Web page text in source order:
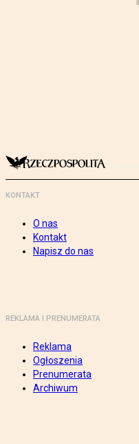
KONTAKT
O nas
Kontakt
Napisz do nas
REKLAMA I PRENUMERATA
Reklama
Ogłoszenia
Prenumerata
Archiwum